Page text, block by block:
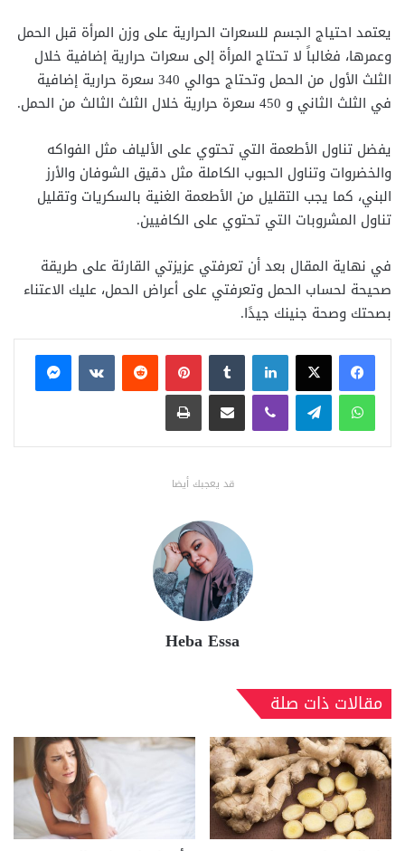
يعتمد احتياج الجسم للسعرات الحرارية على وزن المرأة قبل الحمل
وعمرها، فغالباً لا تحتاج المرأة إلى سعرات حرارية إضافية خلال
الثلث الأول من الحمل وتحتاج حوالي 340 سعرة حرارية إضافية
في الثلث الثاني و 450 سعرة حرارية خلال الثلث الثالث من الحمل.
يفضل تناول الأطعمة التي تحتوي على الألياف مثل الفواكه
والخضروات وتناول الحبوب الكاملة مثل دقيق الشوفان والأرز
البني، كما يجب التقليل من الأطعمة الغنية بالسكريات وتقليل
تناول المشروبات التي تحتوي على الكافيين.
في نهاية المقال بعد أن تعرفتي عزيزتي القارئة على طريقة
صحيحة لحساب الحمل وتعرفتي على أعراض الحمل، عليك الاعتناء
بصحتك وصحة جنينك جيدًا.
فيسبوكX لينكدإن بينتيريست
ماسنجر
واتساب تيلقرام ڤايبر مشاركة عبر البريد طباعة
قد يعجبك أيضا
Heba Essa
مقالات ذات صلة